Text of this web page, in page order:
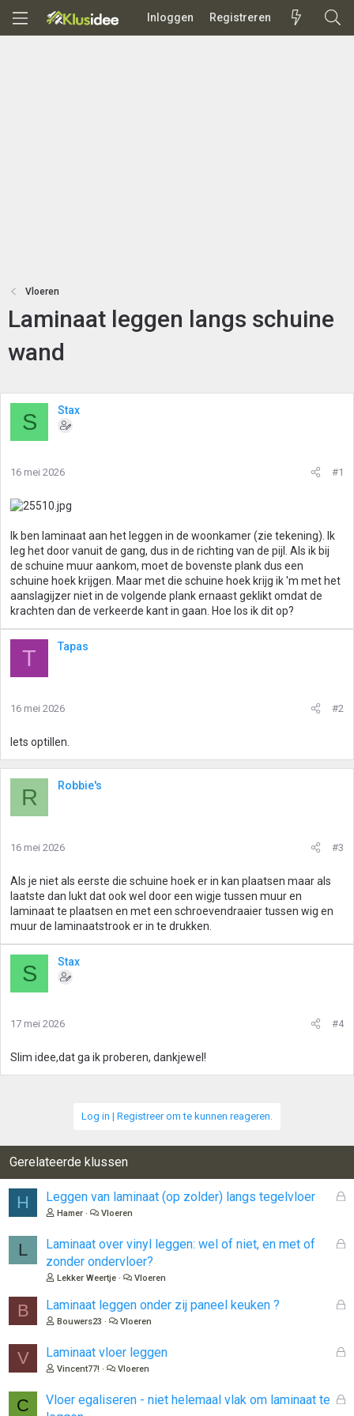
Inloggen Registreren
Vloeren
Laminaat leggen langs schuine
wand
S Stax
16 mei 2026 #1
Ik ben laminaat aan het leggen in de woonkamer (zie tekening). Ik
leg het door vanuit de gang, dus in de richting van de pijl. Als ik bij
de schuine muur aankom, moet de bovenste plank dus een
schuine hoek krijgen. Maar met die schuine hoek krijg ik 'm met het
aanslagijzer niet in de volgende plank ernaast geklikt omdat de
krachten dan de verkeerde kant in gaan. Hoe los ik dit op?
T Tapas
16 mei 2026 #2
Iets optillen.
R Robbie's
16 mei 2026 #3
Als je niet als eerste die schuine hoek er in kan plaatsen maar als
laatste dan lukt dat ook wel door een wigje tussen muur en
laminaat te plaatsen en met een schroevendraaier tussen wig en
muur de laminaatstrook er in te drukken.
S Stax
17 mei 2026 #4
Slim idee,dat ga ik proberen, dankjewel!
Log in | Registreer om te kunnen reageren.
Gerelateerde klussen
H
G
Leggen van laminaat (op zolder) langs tegelvloer
Hamer Vloeren
L
G
o
Laminaat over vinyl leggen: wel of niet, en met of
zonder ondervloer?
Lekker Weertje Vloeren
B
G
n
Laminaat leggen onder zij paneel keuken ?
Bouwers23 Vloeren
V
G
Laminaat vloer leggen
Vincent77! Vloeren
C
G
Vloer egaliseren - niet helemaal vlak om laminaat te